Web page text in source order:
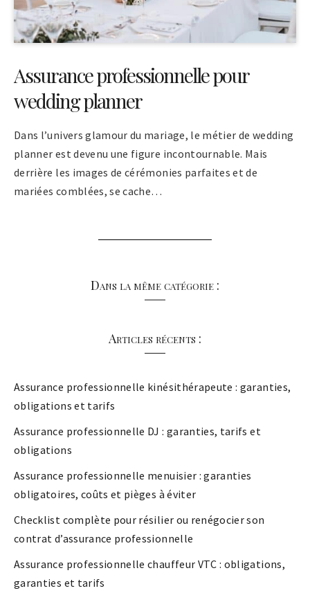
Assurance professionnelle pour
wedding planner
Dans l’univers glamour du mariage, le métier de wedding
planner est devenu une figure incontournable. Mais
derrière les images de cérémonies parfaites et de
mariées comblées, se cache…
Dans la même catégorie :
Articles récents :
Assurance professionnelle kinésithérapeute : garanties,
obligations et tarifs
Assurance professionnelle DJ : garanties, tarifs et
obligations
Assurance professionnelle menuisier : garanties
obligatoires, coûts et pièges à éviter
Checklist complète pour résilier ou renégocier son
contrat d’assurance professionnelle
Assurance professionnelle chauffeur VTC : obligations,
garanties et tarifs